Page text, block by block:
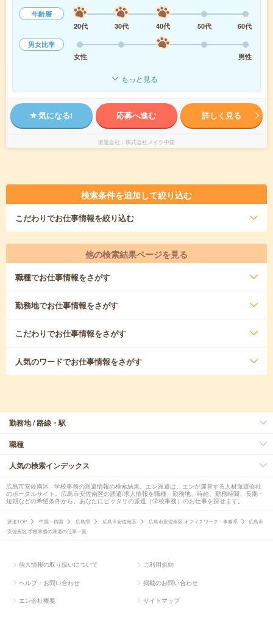
年齢層
20代
30代 40代 50代
60代
男女比率
女性
男性
もっと見る
気になる! 応募へ進む 詳しく見る
派遣会社 株式会社メイツ中国
検索条件を追加して絞り込む
こだわりでお仕事情報を絞り込む
他の検索結果ページを見る
職種でお仕事情報をさがす
勤務地でお仕事情報をさがす
こだわりでお仕事情報をさがす
人気のワードでお仕事情報をさがす
勤務地 / 路線・駅
職種
人気の検索インデックス
広島市安佐南区 - 学校事務の派遣情報の検索結果。エン派遣は、エンが運営する人材派遣会社
のポータルサイト。広島市安佐南区の派遣/求人情報を職種、勤務地、時給、勤務時間、長期・
短期などの希望条件から、あなたにピッタリの派遣（学校事務）のお仕事を探せます。
派遣TOP 中国・四国 広島県 広島市安佐南区 広島市安佐南区 オフィスワーク・事務系
広島市
安佐南区 学校事務の派遣の仕事一覧
個人情報の取り扱いについて ご利用規約
ヘルプ・お問い合わせ 掲載のお問い合わせ
エン会社概要 サイトマップ